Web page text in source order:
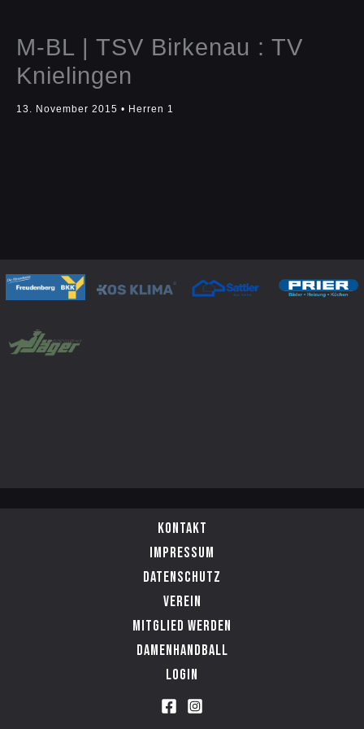
M-BL | TSV Birkenau : TV
Knielingen
13. November 2015 • Herren 1
Kontakt
Impressum
Datenschutz
Verein
Mitglied werden
Damenhandball
Login